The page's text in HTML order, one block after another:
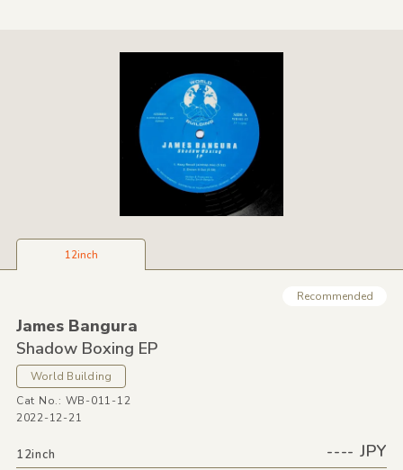
12inch
Recommended
James Bangura
Shadow Boxing EP
World Building
Cat No.: WB-011-12
2022-12-21
12inch ---- JPY